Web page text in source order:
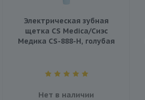
Электрическая зубная
щетка CS Medica/Сиэс
Медика CS-888-H, голубая
Нет в наличии